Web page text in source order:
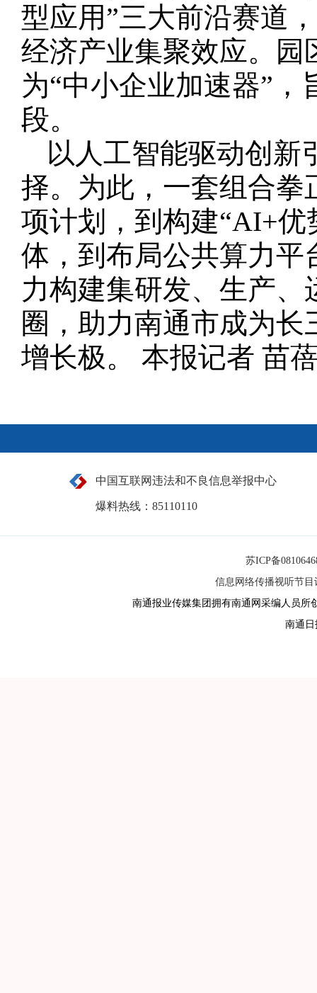
型应用”三大前沿赛道
经济产业集聚效应。园
为“中小企业加速器”
段。
以人工智能驱动创新
择。为此，一套组合拳
项计划，到构建“AI+
体，到布局公共算力
力构建集研发、生产
圈，助力南通市成为
增长极。 本报记者 苗
中国互联网违法和不良信息举报中心
爆料热线：85110110
苏ICP备
信息网络传播视听节目
南通报业传媒集团拥有南通网采编人员所
南通日